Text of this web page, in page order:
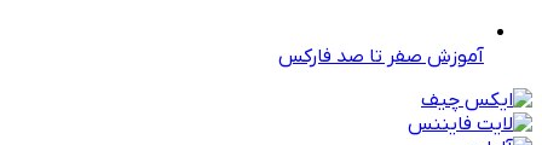
آموزش صفر تا صد فارکس